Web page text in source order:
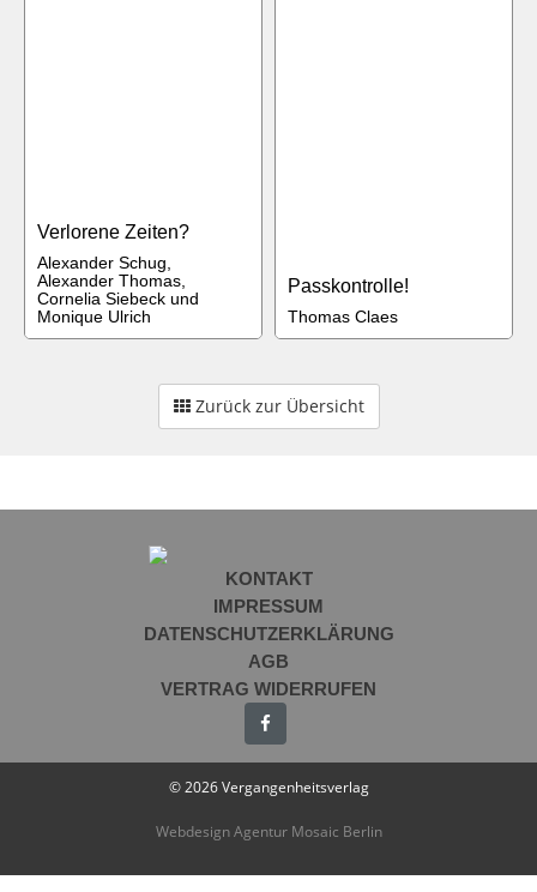
Verlorene Zeiten?
Alexander Schug,
Alexander Thomas,
Cornelia Siebeck und
Monique Ulrich
Passkontrolle!
Thomas Claes
Zurück zur Übersicht
KONTAKT
IMPRESSUM
DATENSCHUTZERKLÄRUNG
AGB
VERTRAG WIDERRUFEN
© 2026 Vergangenheitsverlag
Webdesign Agentur Mosaic Berlin